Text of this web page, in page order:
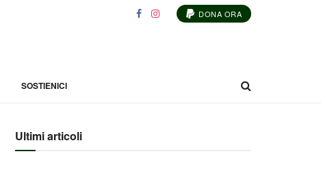
DONA ORA
SOSTIENICI
Ultimi articoli